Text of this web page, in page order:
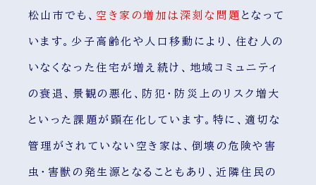
松山市でも、 空き家の増加は深刻な問題 となって
います。少子高齢化や人口移動により、住む人の
いなくなった住宅が増え続け、地域コミュニティ
の衰退、景観の悪化、防犯・防災上のリスク増大
といった課題が顕在化しています。特に、適切な
管理がされていない空き家は、倒壊の危険や害
虫・害獣の発生源となることもあり、近隣住民の